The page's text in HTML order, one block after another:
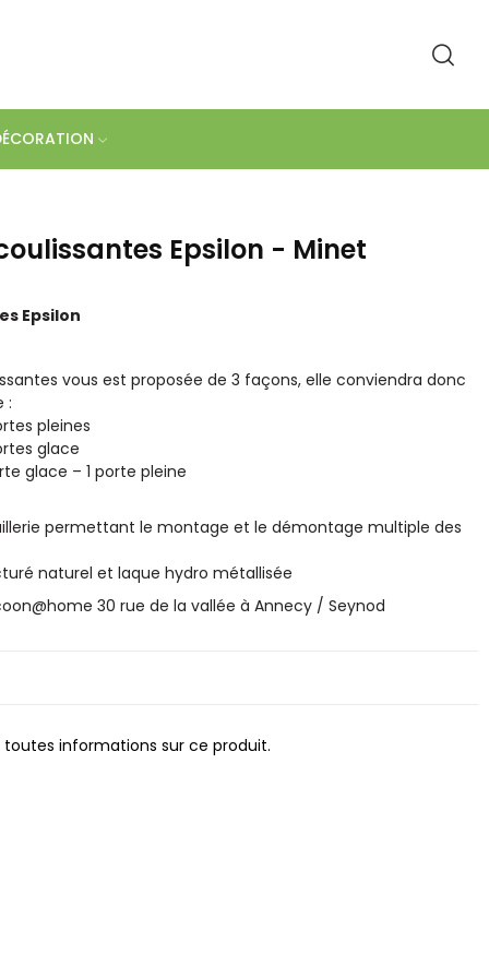
Epsilon - Minet
Epsilon
vous est proposée de 3 façons, elle conviendra donc
:
pleines
glace
glace – 1 porte pleine
permettant le montage et le démontage multiple des
naturel et laque hydro métallisée
30 rue de la vallée à Annecy / Seynod
toutes informations sur ce produit.